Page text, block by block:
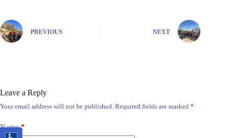
PREVIOUS NEXT
Leave a Reply
Your email address will not be published. Required fields are marked *
Name*